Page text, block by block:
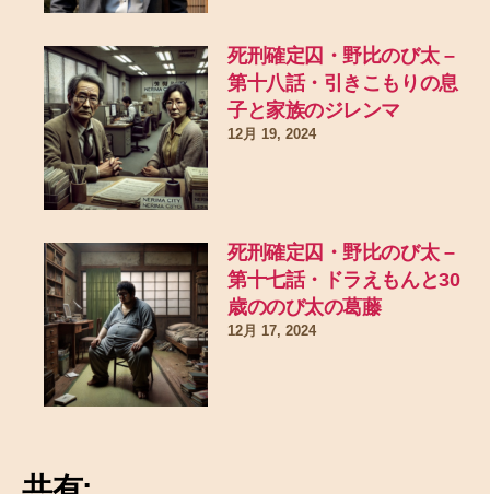
死刑確定囚・野比のび太 –
第十八話・引きこもりの息
子と家族のジレンマ
12月 19, 2024
死刑確定囚・野比のび太 –
第十七話・ドラえもんと30
歳ののび太の葛藤
12月 17, 2024